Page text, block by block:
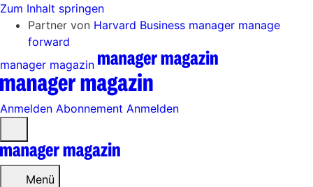
Zum Inhalt springen
Partner von Harvard Business manager manage
forward
manager magazin
Anmelden Abonnement Anmelden
öffnen
Menü